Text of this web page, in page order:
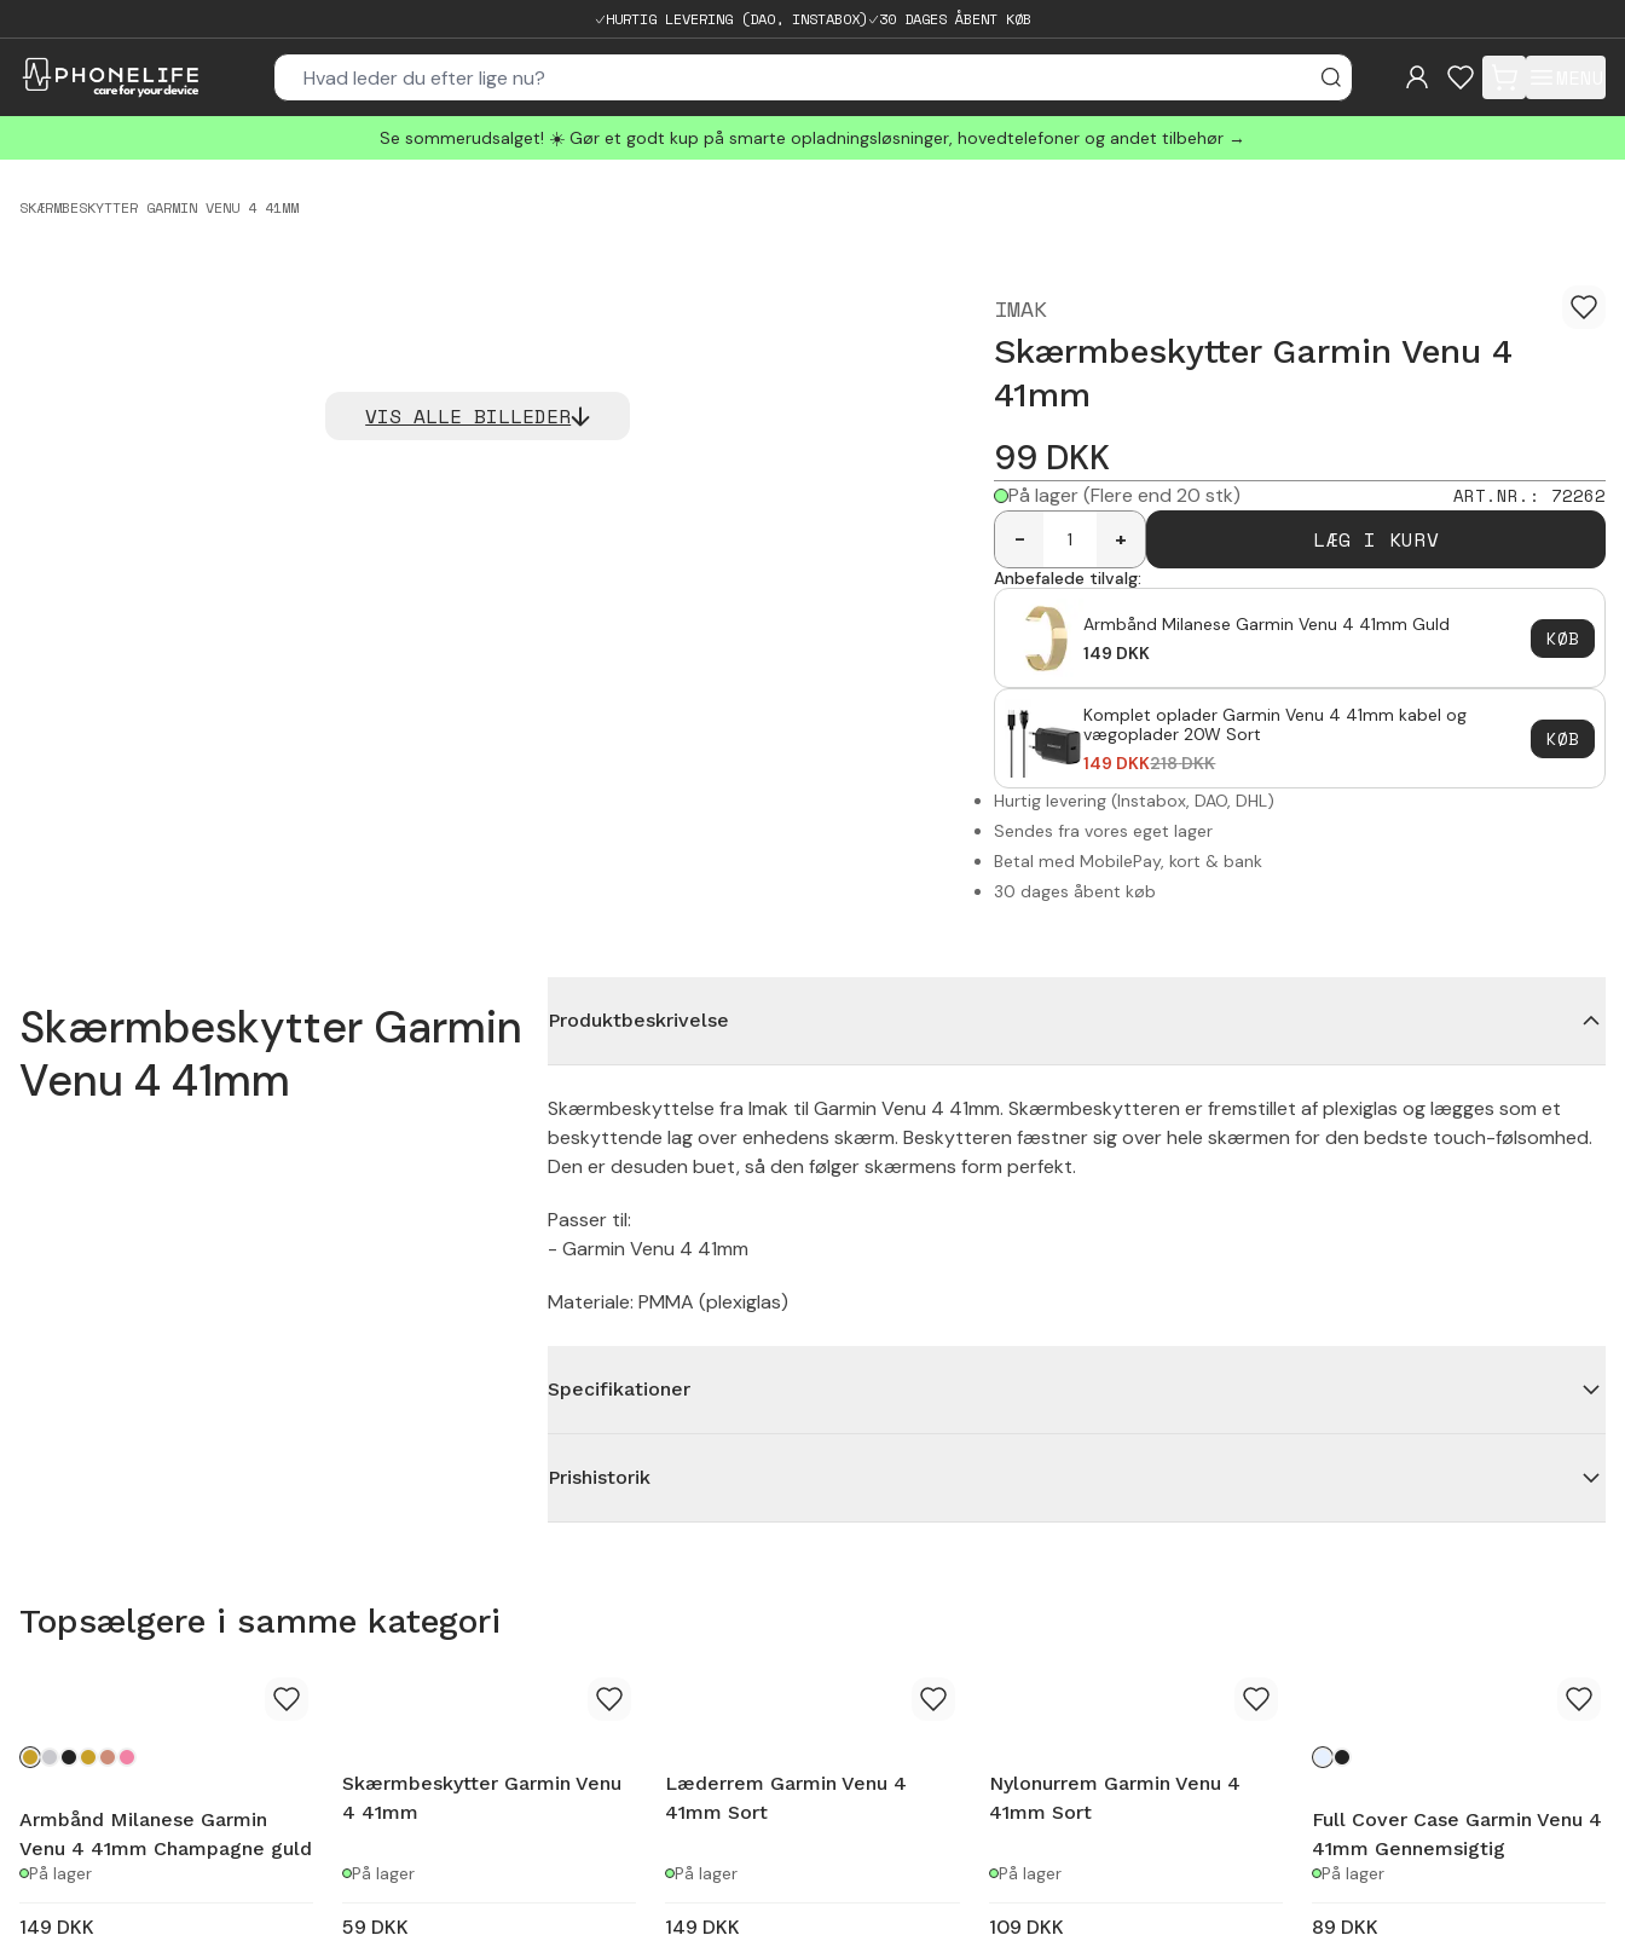
HURTIG LEVERING (DAO, INSTABOX) 30 DAGES ÅBENT KØB
items in cart, view
Se sommerudsalget! ☀️ Gør et godt kup på smarte opladningsløsninger, hovedtelefoner og andet tilbehør →
SKÆRMBESKYTTER GARMIN VENU 4 41MM
VIS ALLE BILLEDER
IMAK
Skærmbeskytter Garmin Venu 4
41mm
99 DKK
På lager (Flere end 20 stk) ART.NR. : 72262
-
+ LÆG I KURV
Anbefalede tilvalg:
Armbånd Milanese Garmin Venu 4 41mm Guld
149 DKK
KØB
Komplet oplader Garmin Venu 4 41mm kabel og
vægoplader 20W Sort
149 DKK218DKK
KØB
Hurtig levering (Instabox, DAO, DHL)
Sendes fra vores eget lager
Betal med MobilePay, kort & bank
30 dages åbent køb
Skærmbeskytter Garmin
Venu 4 41mm
Produktbeskrivelse
Skærmbeskyttelse fra Imak til Garmin Venu 4 41mm. Skærmbeskytteren er fremstillet af plexiglas og lægges som et
beskyttende lag over enhedens skærm. Beskytteren fæstner sig over hele skærmen for den bedste touch-følsomhed.
Den er desuden buet, så den følger skærmens form perfekt.
Passer til:
- Garmin Venu 4 41mm
Materiale: PMMA (plexiglas)
Specifikationer
Prishistorik
Topsælgere i samme kategori
Armbånd Milanese Garmin
Venu 4 41mm Champagne guld
På lager
149 DKK
Skærmbeskytter Garmin Venu
4 41mm
På lager
59 DKK
Læderrem Garmin Venu 4
41mm Sort
På lager
149 DKK
Nylonurrem Garmin Venu 4
41mm Sort
På lager
109 DKK
Full Cover Case Garmin Venu 4
41mm Gennemsigtig
På lager
89 DKK